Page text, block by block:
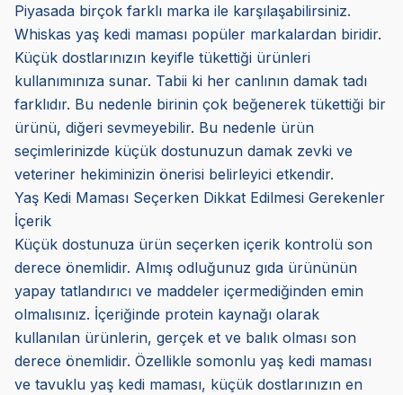
Piyasada birçok farklı marka ile karşılaşabilirsiniz.
Whiskas yaş kedi maması popüler markalardan biridir.
Küçük dostlarınızın keyifle tükettiği ürünleri
kullanımınıza sunar. Tabii ki her canlının damak tadı
farklıdır. Bu nedenle birinin çok beğenerek tükettiği bir
ürünü, diğeri sevmeyebilir. Bu nedenle ürün
seçimlerinizde küçük dostunuzun damak zevki ve
veteriner hekiminizin önerisi belirleyici etkendir.
Yaş Kedi Maması Seçerken Dikkat Edilmesi Gerekenler
İçerik
Küçük dostunuza ürün seçerken içerik kontrolü son
derece önemlidir. Almış odluğunuz gıda ürününün
yapay tatlandırıcı ve maddeler içermediğinden emin
olmalısınız. İçeriğinde protein kaynağı olarak
kullanılan ürünlerin, gerçek et ve balık olması son
derece önemlidir. Özellikle somonlu yaş kedi maması
ve tavuklu yaş kedi maması, küçük dostlarınızın en